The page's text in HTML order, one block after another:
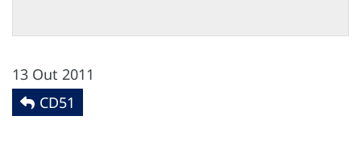
13 Out 2011
CD51